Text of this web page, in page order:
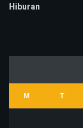
Hiburan
M T